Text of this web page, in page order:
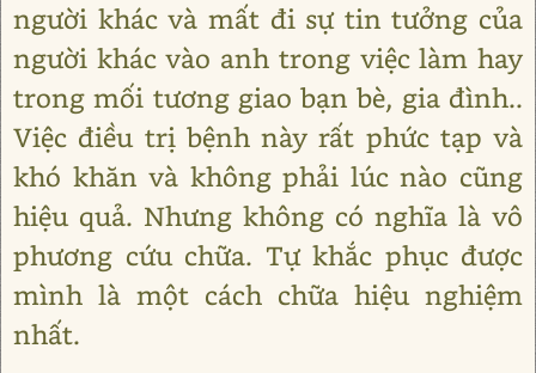
người khác và mất đi sự tin tưởng của
người khác vào anh trong việc làm hay
trong mối tương giao bạn bè, gia đình..
Việc điều trị bệnh này rất phức tạp và
khó khăn và không phải lúc nào cũng
hiệu quả. Nhưng không có nghĩa là vô
phương cứu chữa. Tự khắc phục được
mình là một cách chữa hiệu nghiệm
nhất.